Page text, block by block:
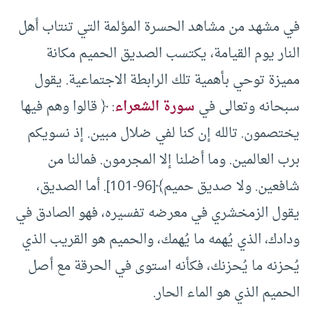
في مشهد من مشاهد الحسرة المؤلمة التي تنتاب أهل
النار يوم القيامة، يكتسب الصديق الحميم مكانة
مميزة توحي بأهمية تلك الرابطة الاجتماعية. يقول
سبحانه وتعالى فيسورة الشعراء: ﴿ قالوا وهم فيها
يختصمون. تالله إن كنا لفي ضلال مبين. إذ نسويكم
برب العالمين. وما أضلنا إلا المجرمون. فمالنا من
شافعين. ولا صديق حميم﴾[96-101]. أما الصديق،
يقول الزمخشري في معرضه تفسيره، فهو الصادق في
ودادك، الذي يُهمه ما يُهمك، والحميم هو القريب الذي
يُحزنه ما يُحزنك، فكأنه استوى في الحرقة مع أصل
الحميم الذي هو الماء الحار.